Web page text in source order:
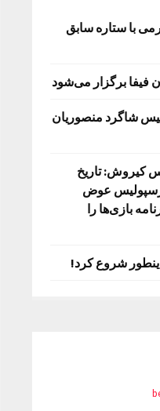
با ستاره سابق
فیفا برگزار می‌شود
شاگرد منصوریان
کیروش: تاریخ
عوض
بازی‌ها را
شروع کرد!